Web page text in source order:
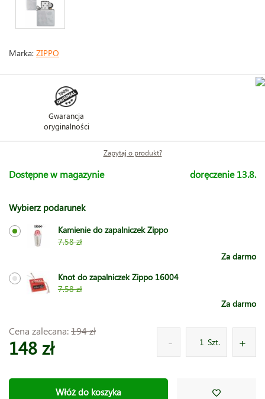
Marka: ZIPPO
Gwarancja
oryginalności
Zapytaj o produkt?
Dostępne w magazynie doręczenie 13.8.
Wybierz podarunek
Kamienie do zapalniczek Zippo
7.58 zł
Za darmo
Knot do zapalniczek Zippo 16004
7.58 zł
Za darmo
Cena zalecana:194 zł
148 zł Szt.
Włóż do koszyka